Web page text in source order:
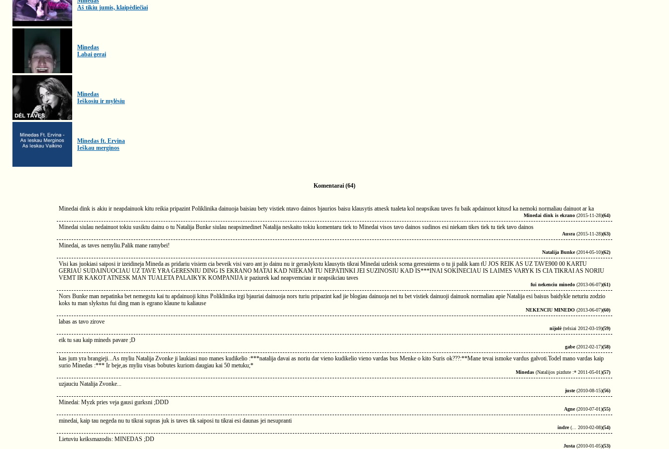
Aš tikiu jumis, klaipėdiečiai
Minedas
Labai gerai
Minedas
Ieškosiu ir mylėsiu
Minedas ft. Ervina
Ieškau merginos
Komentarai (64)
Minedai dink is akiu ir neapdainuok kitu reikia pripazint Poliklinika dainuoja baisiau bety vistiek ntavo dainos bjaurios baisu klausytis atnesk tualeta kol neapsikau taves fu baik apdainuot kitusd ka nemoki normaliau dainuot ar ka
Minedai dink is ekrano (2015-11-28)(64)
Minedai siulau nedainuot tokiu susiktu dainu o tu Natalija Bunke siulau neapsimedinet Natalija neskaito tokiu komentaru tiek to Minedai visos tavo dainos sudinos esi niekam tikes tiek tu tiek tavo dainos
Ausra (2015-11-28)(63)
Minedai, as taves nemyliu.Palik mane ramybei!
Natalija Bunke(2014-05-10)(62)
Visi kas juokiasi saiposi ir izeidineja Mineda as pridariu visiem cia beveik visi varo ant jo dainu nu ir geraslykstu klausytis tikrai Minedai uzleisk scena geresniems o tu ji palik kam tU JOS REIK AS UZ TAVE900 00 KARTU
GERIAU SUDAINUOCIAU UZ TAVE YRA GERESNIU DING IS EKRANO MATAI KAD NIEKAM TU NEPATINKI JEI SUZINOSIU KAD IS***INAI SOKINECIAU IS LAIMES VARYK IS CIA TIKRAI AS NORIU
VEMT IR KAKOT ATNESK MAN TUALETA PALAIKYK KOMPANIJA ir paziurek kad neapvemciau ir neapsikciau taves
fui nekenciu minedo (2013-06-07)(61)
Nors Bunke man nepatinka bet nemegstu kai tu apdainuoji kitus Poliklinika irgi bjauriai dainuoja nors turiu pripazint kad jie blogiau dainuoja nei tu bet vistiek dainuoji dainuok normaliau apie Natalija esi baisus baidykle neturiu zodzio
koks tu man slykstus fui ding man is egrano klaune tu kaliause
NEKENCIU MINEDO (2013-06-07)(60)
labas as tavo zirove
nijolė(telsiai 2012-03-19)(59)
eik tu sau kaip mineds pavare ;D
gabe(2012-02-17)(58)
kas jum yra brangieji...As myliu Natalija Zvonke ji laukiasi nuo manes kudikelio :***natalija davai as noriu dar vieno kudikelio vieno vardas bus Menke o kito Suris ok???:**Mane tevai ismoke vardus galvoti.Todel mano vardas kaip
surio Minedas :*** Ir beje,as myliu visas bobutes kuriom daugiau kai 50 metuku;*
Minedas (Natalijos pizdute :* 2011-05-01)(57)
uzjauciu Natalija Zvonke...
juste(2010-08-15)(56)
Minedai: Myzk pries veja gausi gurksni ;DDD
Agne(2010-07-01)(55)
minedai, kaip tau negeda nu tu tikrai supras juk is taves tik saiposi tu tikrai esi daunas jei nesupranti
indre(... 2010-02-08)(54)
Lietuviu keiksmazodis: MINEDAS ;DD
Justa (2010-01-05)(53)